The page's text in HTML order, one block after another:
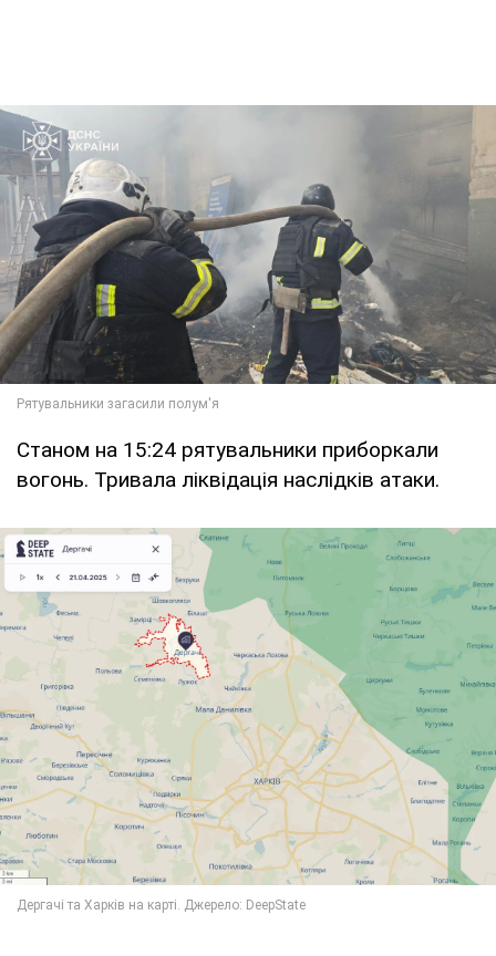
Станом на 15:24 рятувальники приборкали
вогонь. Тривала ліквідація наслідків атаки.